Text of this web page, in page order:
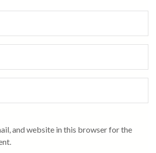
and website in this browser for the